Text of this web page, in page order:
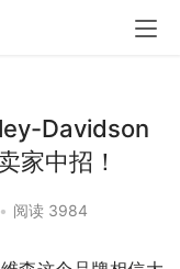
Davidson
家中招！
• 阅读 3984